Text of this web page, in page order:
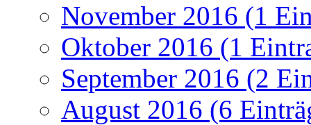
November 2016 (1
Oktober 2016 (1
September 2016 (2
August 2016 (6